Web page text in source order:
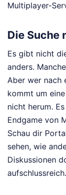
Multiplayer-
Die Suche
Es gibt nicht
anders.
Aber wer nach
kommt um
nicht herum.
Endgame von
Schau dir
sehen, wie
Diskussionen
aufschlussreich.